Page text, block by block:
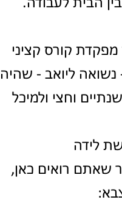
הבית לעבודה.
בתפקיד מפקדת קורס קציני
נשואה ליואב - שהיה
וחצי ולמיכל
לידה
שאתם רואים כאן,